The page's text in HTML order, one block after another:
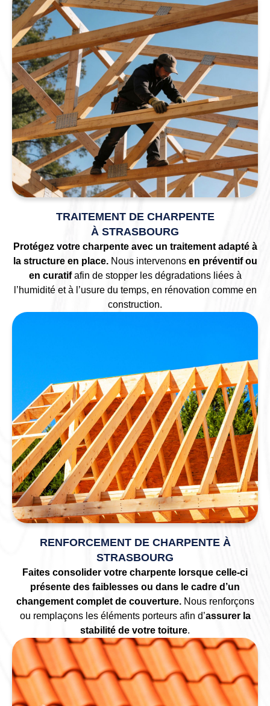
TRAITEMENT DE CHARPENTE
À STRASBOURG
Protégez votre charpente avec un traitement adapté à
la structure en place. Nous intervenons en préventif ou
en curatifafin de stopper les dégradations liées à
l’humidité et à l’usure du temps, en rénovation comme en
construction.
RENFORCEMENT DE CHARPENTE À
STRASBOURG
Faites consolider votre charpente lorsque celle-ci
présente des faiblesses ou dans le cadre d’un
changement complet de couverture. Nous renforçons
ou remplaçons les éléments porteurs afin d’assurer la
stabilité de votre toiture.